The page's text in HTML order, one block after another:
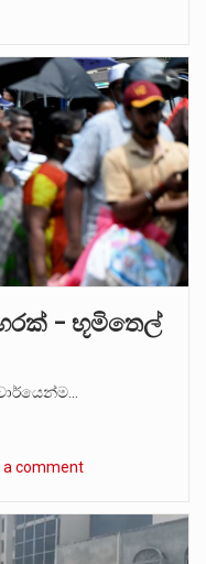
– භූමිතෙල්
a comment